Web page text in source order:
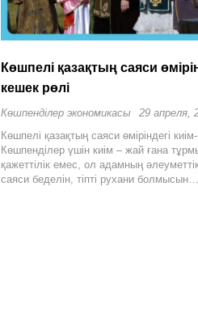
Көшпелі қазақтың саяси
кешек рөлі
Көшпенділер экономикасы
29 апреля,
Көшпелі қазақтың саяси өміріндегі
Көшпенділер үшін киім – жай ғана
қажеттілік емес, ол адамның
саяси беделін, тіпті рухани болмысын…